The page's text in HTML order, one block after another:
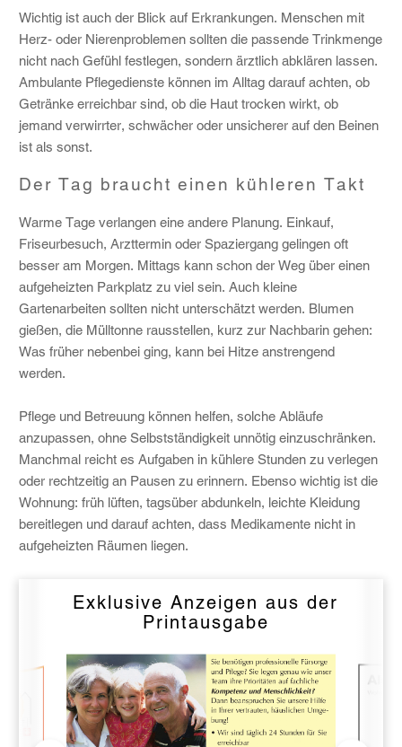
Wichtig ist auch der Blick auf Erkrankungen. Menschen mit
Herz- oder Nierenproblemen sollten die passende Trinkmenge
nicht nach Gefühl festlegen, sondern ärztlich abklären lassen.
Ambulante Pflegedienste können im Alltag darauf achten, ob
Getränke erreichbar sind, ob die Haut trocken wirkt, ob
jemand verwirrter, schwächer oder unsicherer auf den Beinen
ist als sonst.
Der Tag braucht einen kühleren Takt
Warme Tage verlangen eine andere Planung. Einkauf,
Friseurbesuch, Arzttermin oder Spaziergang gelingen oft
besser am Morgen. Mittags kann schon der Weg über einen
aufgeheizten Parkplatz zu viel sein. Auch kleine
Gartenarbeiten sollten nicht unterschätzt werden. Blumen
gießen, die Mülltonne rausstellen, kurz zur Nachbarin gehen:
Was früher nebenbei ging, kann bei Hitze anstrengend
werden.
Pflege und Betreuung können helfen, solche Abläufe
anzupassen, ohne Selbstständigkeit unnötig einzuschränken.
Manchmal reicht es Aufgaben in kühlere Stunden zu verlegen
oder rechtzeitig an Pausen zu erinnern. Ebenso wichtig ist die
Wohnung: früh lüften, tagsüber abdunkeln, leichte Kleidung
bereitlegen und darauf achten, dass Medikamente nicht in
aufgeheizten Räumen liegen.
Exklusive Anzeigen aus der
Printausgabe